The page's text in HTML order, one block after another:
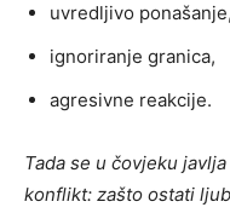
uvredljivo ponašanje,
ignoriranje granica,
agresivne reakcije.
Tada se u čovjeku
konflikt: zašto ostati